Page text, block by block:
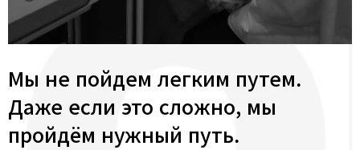
Мы не пойдем легким путем.
Даже если это сложно, мы
пройдём нужный путь.